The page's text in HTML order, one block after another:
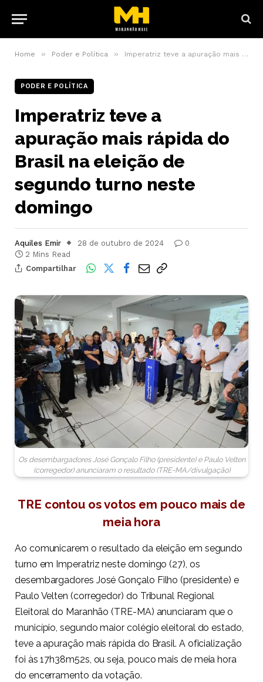
Home » Poder e Política » Imperatriz teve a apuração mais rápida do Brasil na eleição de segundo turno neste domingo
PODER E POLÍTICA
Imperatriz teve a
apuração mais rápida do
Brasil na eleição de
segundo turno neste
domingo
Aquiles Emir 28 de outubro de 2024
0
2 Mins Read
Compartilhar
Os desembargadores José Gonçalo Filho (presidente) e Paulo Velten
(corregedor) anunciaram o resultado (TRE-MA/divulgação)
TRE contou os votos em pouco mais de
meia hora
Ao comunicarem o resultado da eleição em segundo
turno em Imperatriz neste domingo (27), os
desembargadores José Gonçalo Filho (presidente) e
Paulo Velten (corregedor) do Tribunal Regional
Eleitoral do Maranhão (TRE-MA) anunciaram que o
município, segundo maior colégio eleitoral do estado,
teve a apuração mais rápida do Brasil. A oficialização
foi às 17h38m52s, ou seja, pouco mais de meia hora
do encerramento da votação.